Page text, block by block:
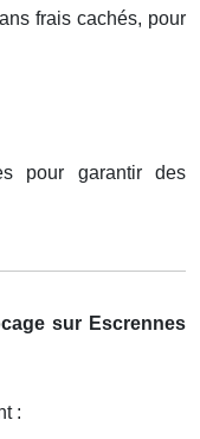
frais cachés, pour
pour garantir des
sur Escrennes
: